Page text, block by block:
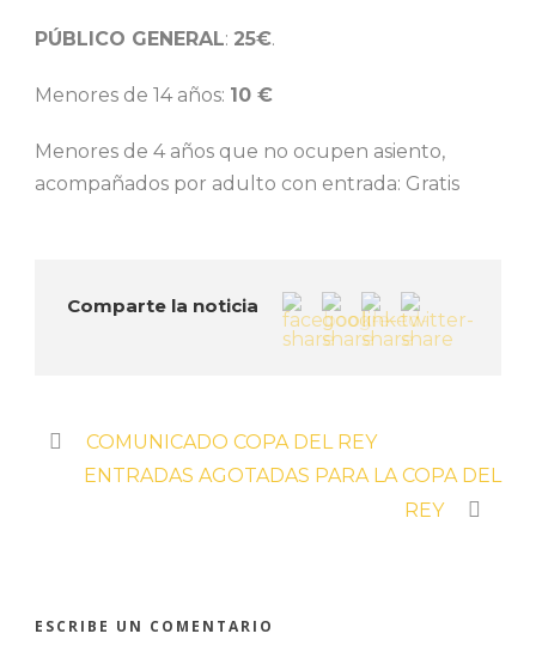
PÚBLICO GENERAL: 25€.
Menores de 14 años: 10 €
Menores de 4 años que no ocupen asiento,
acompañados por adulto con entrada: Gratis
Comparte la noticia
COMUNICADO COPA DEL REY
ENTRADAS AGOTADAS PARA LA COPA DEL
REY
ESCRIBE UN COMENTARIO